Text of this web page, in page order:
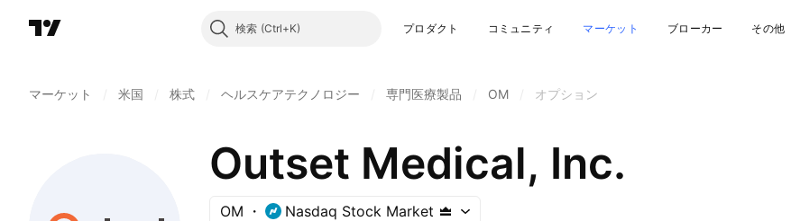
検索 プロダクト コミュニティ マーケット ブローカー その他
マーケット 米国 株式 ヘルスケアテクノロジー 専門医療製品 OM オプション
Outset Medical, Inc.
OM Nasdaq Stock Market